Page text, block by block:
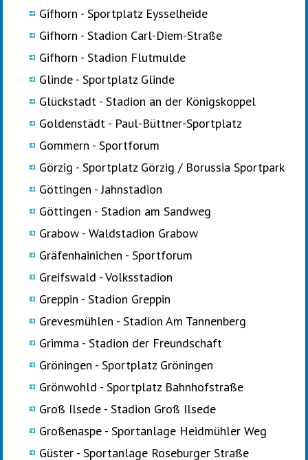
Gifhorn - Sportplatz Eysselheide
Gifhorn - Stadion Carl-Diem-Straße
Gifhorn - Stadion Flutmulde
Glinde - Sportplatz Glinde
Glückstadt - Stadion an der Königskoppel
Goldenstädt - Paul-Büttner-Sportplatz
Gommern - Sportforum
Görzig - Sportplatz Görzig / Borussia Sportpark
Göttingen - Jahnstadion
Göttingen - Stadion am Sandweg
Grabow - Waldstadion Grabow
Gräfenhainichen - Sportforum
Greifswald - Volksstadion
Greppin - Stadion Greppin
Grevesmühlen - Stadion Am Tannenberg
Grimma - Stadion der Freundschaft
Gröningen - Sportplatz Gröningen
Grönwohld - Sportplatz Bahnhofstraße
Groß Ilsede - Stadion Groß Ilsede
Großenaspe - Sportanlage Heidmühler Weg
Güster - Sportanlage Roseburger Straße